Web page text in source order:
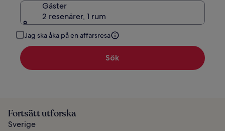
Gäster
2 resenärer, 1 rum
Jag ska åka på en affärsresa
Sök
Fortsätt utforska
Sverige